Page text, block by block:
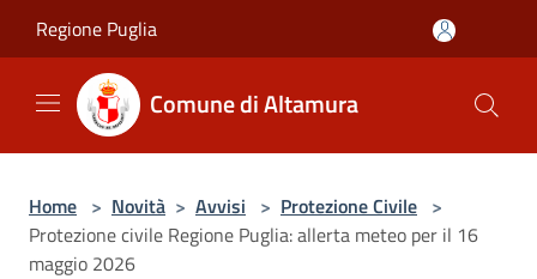
Regione Puglia
Comune di Altamura
Home > Novità > Avvisi > Protezione Civile >
Protezione civile Regione Puglia: allerta meteo per il 16
maggio 2026